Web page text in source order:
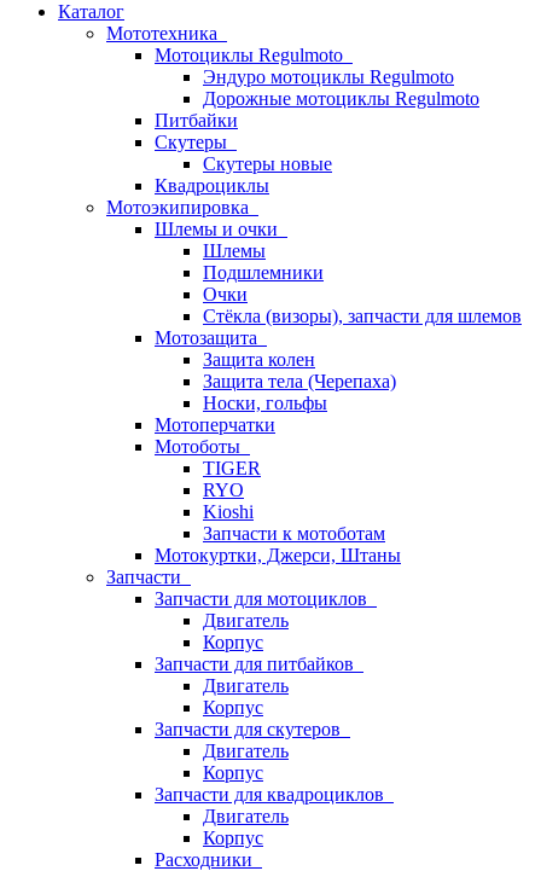
Каталог
Мототехника
Мотоциклы Regulmoto
Эндуро мотоциклы Regulmoto
Дорожные мотоциклы Regulmoto
Питбайки
Скутеры
Скутеры новые
Квадроциклы
Мотоэкипировка
Шлемы и очки
Шлемы
Подшлемники
Очки
Стёкла (визоры), запчасти для шлемов
Мотозащита
Защита колен
Защита тела (Черепаха)
Носки, гольфы
Мотоперчатки
Мотоботы
TIGER
RYO
Kioshi
Запчасти к мотоботам
Мотокуртки, Джерси, Штаны
Запчасти
Запчасти для мотоциклов
Двигатель
Корпус
Запчасти для питбайков
Двигатель
Корпус
Запчасти для скутеров
Двигатель
Корпус
Запчасти для квадроциклов
Двигатель
Корпус
Расходники